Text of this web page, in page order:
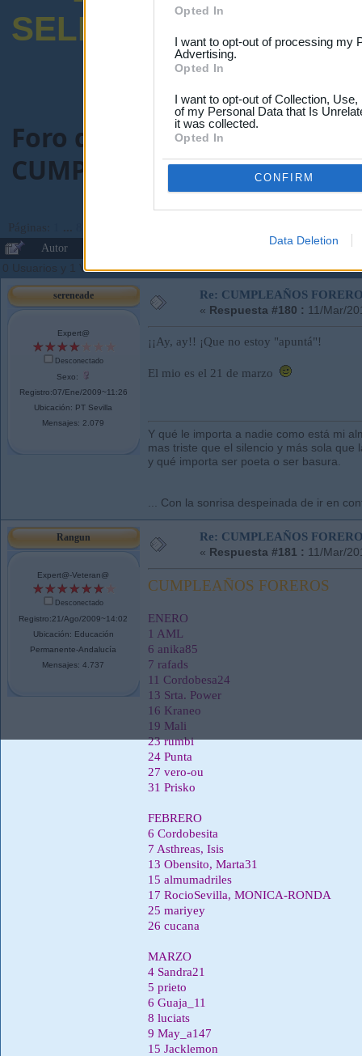
Opted In
I want to opt-out of processing my
Advertising.
Opted In
I want to opt-out of Collection,
of my Personal Data that Is
it was collected.
Opted In
CONFIRM
Data Deletion
SELECTIVO
Foro de Maestros25
CUMPLEAÑOS FOREROS..
Páginas: ...
Autor
Tema: CUMPLEAÑOS FOREROS.. (Leído
0 Usuarios y 1 Visitante están viendo este tema.
sereneade
Expert@
Desconectado
Sexo:
Registro:07/Ene/2009~11:26
Ubicación: PT Sevilla
Mensajes: 2.079
Re: CUMPLEAÑOS
« Respuesta #180 : 11/Mar/
¡¡Ay, ay!! ¡Que no estoy "apuntá"!
El mio es el 21 de marzo
Y qué le importa a nadie como está mi
mas triste que el silencio y más sola que
y qué importa ser poeta o ser basura.
... Con la sonrisa despeinada de ir en
Rangun
Expert@-Veteran@
Desconectado
Registro:21/Ago/2009~14:02
Ubicación: Educación
Permanente-Andalucía
Mensajes: 4.737
Re: CUMPLEAÑOS
« Respuesta #181 : 11/Mar/
CUMPLEAÑOS FOREROS
ENERO
1 AML
6 anika85
7 rafads
11 Cordobesa24
13 Srta. Power
16 Kraneo
19 Mali
23 rumbi
24 Punta
27 vero-ou
31 Prisko
FEBRERO
6 Cordobesita
7 Asthreas, Isis
13 Obensito, Marta31
15 almumadriles
17 RocioSevilla, MONICA-RONDA
25 mariyey
26 cucana
MARZO
4 Sandra21
5 prieto
6 Guaja_11
8 luciats
9 May_a147
15 Jacklemon